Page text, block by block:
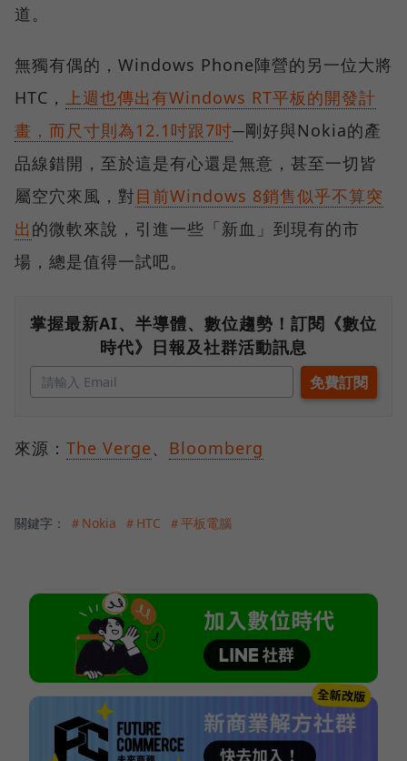
道。
無獨有偶的，Windows Phone陣營的另一位大將
HTC， 上週也傳出有Windows RT平板的開發計
畫，而尺寸則為12.1吋跟7吋─剛好與Nokia的產
品線錯開，至於這是有心還是無意，甚至一切皆
屬空穴來風，對目前Windows 8銷售似乎不算突
出 的微軟來說，引進一些「新血」到現有的市
場，總是值得一試吧。
掌握最新AI、半導體、數位趨勢！訂閱《數位
時代》日報及社群活動訊息
來源： The Verge、 Bloomberg
關鍵字： ＃Nokia ＃HTC ＃平板電腦